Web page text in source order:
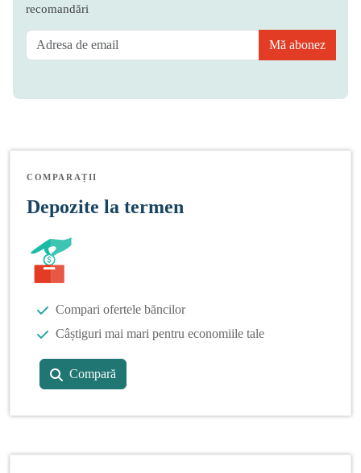
recomandări
Mă abonez
COMPARAȚII
Depozite la termen
Compari ofertele băncilor
Câștiguri mai mari pentru economiile tale
Compară